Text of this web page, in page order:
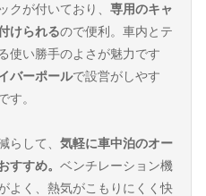
クが付いており、 専用のキャ
けられるので便利。車内とテ
使い勝手のよさが魅力です
バーポールで設営がしやす
す。
らして、 気軽に車中泊のオー
すすめ。 ベンチレーション機
よく、熱気がこもりにくく快